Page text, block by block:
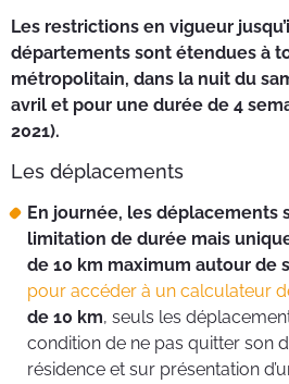
Les restrictions en vigueur
départements sont étendues à
métropolitain, dans la nuit du
avril et pour une durée de 4
2021).
Les déplacements
En journée, les déplacements
limitation de durée mais
de 10 km maximum autour de
pour accéder à un calculateur
de 10 km, seuls les
condition de ne pas quitter son
résidence et sur présentation